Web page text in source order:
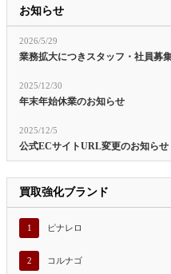
お知らせ
2026/5/29
業務拡大につきスタッフ・社員募
2025/12/30
年末年始休業のお知らせ
2025/12/5
公式ECサイトURL変更のお知らせ
買取強化ブランド
1 ピナレロ
2 コルナゴ